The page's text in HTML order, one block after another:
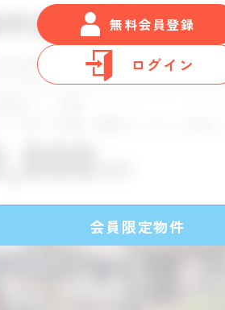
無料会員登録
ログイン
会員限定物件